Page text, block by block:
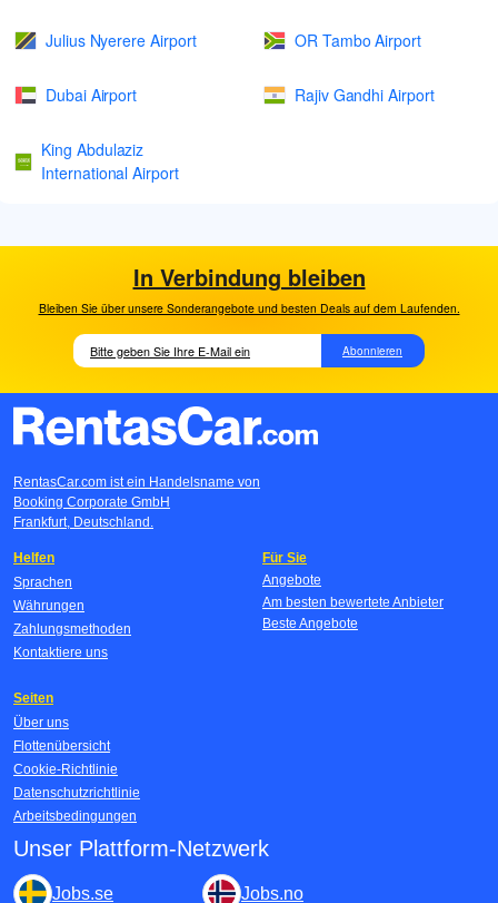
Julius Nyerere Airport OR Tambo Airport
Dubai Airport Rajiv Gandhi Airport
King Abdulaziz
International Airport
In Verbindung bleiben
Bleiben Sie über unsere Sonderangebote und besten Deals auf dem Laufenden.
Abonnieren
RentasCar.com ist ein Handelsname von
Booking Corporate GmbH
Frankfurt, Deutschland.
Helfen
Sprachen
Währungen
Zahlungsmethoden
Kontaktiere uns
Für Sie
Angebote
Am besten bewertete Anbieter
Beste Angebote
Seiten
Über uns
Flottenübersicht
Cookie-Richtlinie
Datenschutzrichtlinie
Arbeitsbedingungen
Unser Plattform-Netzwerk
Jobs.se Jobs.no